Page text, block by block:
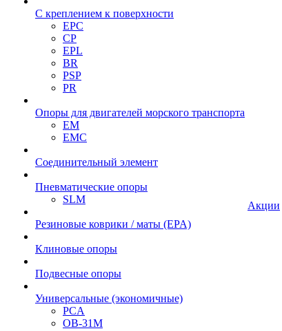
С креплением к поверхности
EPC
CP
EPL
BR
PSP
PR
Опоры для двигателей морского транспорта
EM
EMC
Cоединительный элемент
Пневматические опоры
SLM
Резиновые коврики / маты (EPA)
Клиновые опоры
Подвесные опоры
Универсальные (экономичные)
PCA
ОВ-31М
Акции